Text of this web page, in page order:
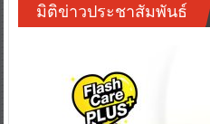
มิติข่าวประชาสัมพันธ์